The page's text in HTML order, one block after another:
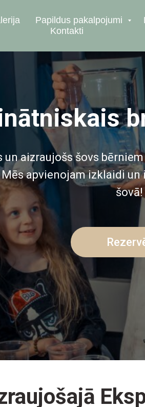
Papildus pakalpojumi
Kontakti
un aizraujošs šovs
apvienojam izklaidi
šovā!